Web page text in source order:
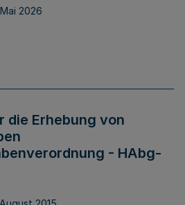
2026
die Erhebung von
- HAbg-